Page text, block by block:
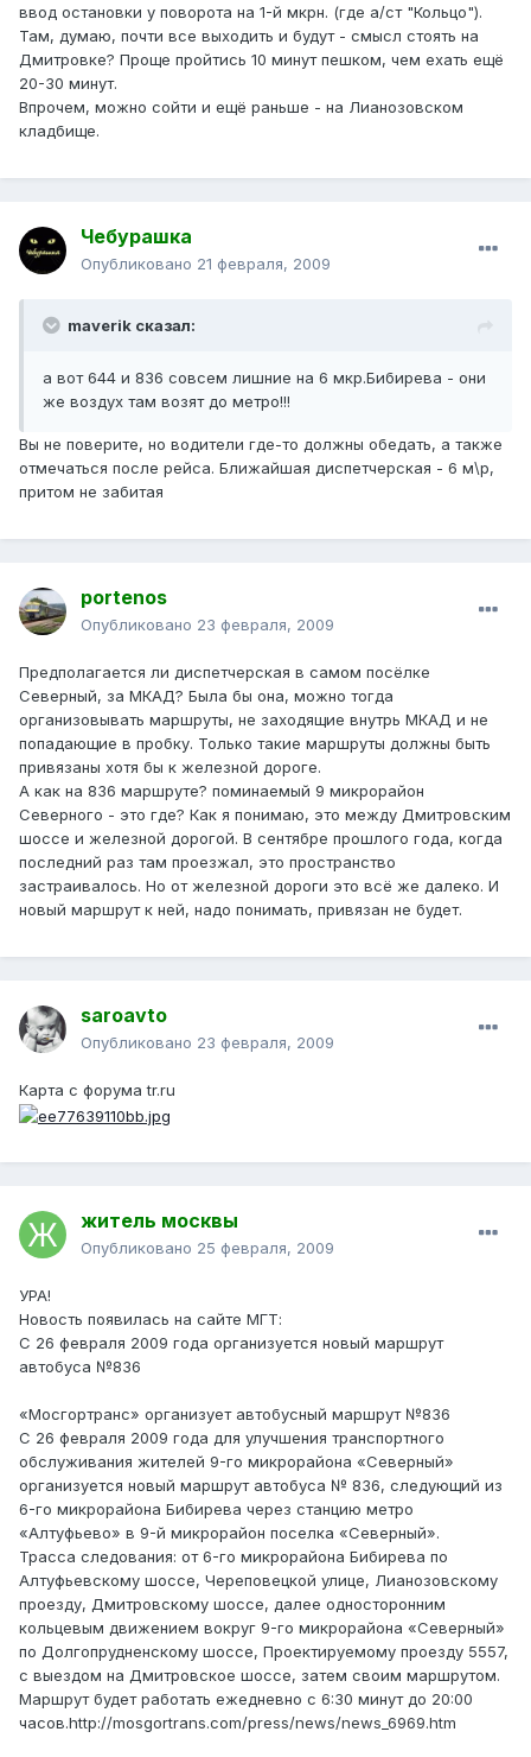
ввод остановки у поворота на 1-й мкрн. (где а/ст "Кольцо").
Там, думаю, почти все выходить и будут - смысл стоять на
Дмитровке? Проще пройтись 10 минут пешком, чем ехать ещё
20-30 минут.
Впрочем, можно сойти и ещё раньше - на Лианозовском
кладбище.
Чебурашка
Опубликовано 21 февраля, 2009
maverik сказал:
а вот 644 и 836 совсем лишние на 6 мкр.Бибирева - они
же воздух там возят до метро!!!
Вы не поверите, но водители где-то должны обедать, а также
отмечаться после рейса. Ближайшая диспетчерская - 6 м\р,
притом не забитая
portenos
Опубликовано 23 февраля, 2009
Предполагается ли диспетчерская в самом посёлке
Северный, за МКАД? Была бы она, можно тогда
организовывать маршруты, не заходящие внутрь МКАД и не
попадающие в пробку. Только такие маршруты должны быть
привязаны хотя бы к железной дороге.
А как на 836 маршруте? поминаемый 9 микрорайон
Северного - это где? Как я понимаю, это между Дмитровским
шоссе и железной дорогой. В сентябре прошлого года, когда
последний раз там проезжал, это пространство
застраивалось. Но от железной дороги это всё же далеко. И
новый маршрут к ней, надо понимать, привязан не будет.
saroavto
Опубликовано 23 февраля, 2009
Карта с форума tr.ru
житель москвы
Опубликовано 25 февраля, 2009
УРА!
Новость появилась на сайте МГТ:
С 26 февраля 2009 года организуется новый маршрут
автобуса №836
«Мосгортранс» организует автобусный маршрут №836
С 26 февраля 2009 года для улучшения транспортного
обслуживания жителей 9-го микрорайона «Северный»
организуется новый маршрут автобуса № 836, следующий из
6-го микрорайона Бибирева через станцию метро
«Алтуфьево» в 9-й микрорайон поселка «Северный».
Трасса следования: от 6-го микрорайона Бибирева по
Алтуфьевскому шоссе, Череповецкой улице, Лианозовскому
проезду, Дмитровскому шоссе, далее односторонним
кольцевым движением вокруг 9-го микрорайона «Северный»
по Долгопрудненскому шоссе, Проектируемому проезду 5557,
с выездом на Дмитровское шоссе, затем своим маршрутом.
Маршрут будет работать ежедневно с 6:30 минут до 20:00
часов.http://mosgortrans.com/press/news/news_6969.htm